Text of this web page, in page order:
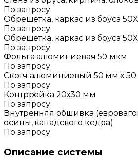
По запросу
Обрешетка, каркас из бруса
По запросу
Обрешетка, каркас из бруса
По запросу
Фольга алюминиевая 50 мкм
По запросу
Скотч алюминиевый 50 мм х 50
По запросу
Контррейка 20х30 мм
По запросу
Внутренняя обшивка
осины, канадского кедра)
По запросу
Описание системы